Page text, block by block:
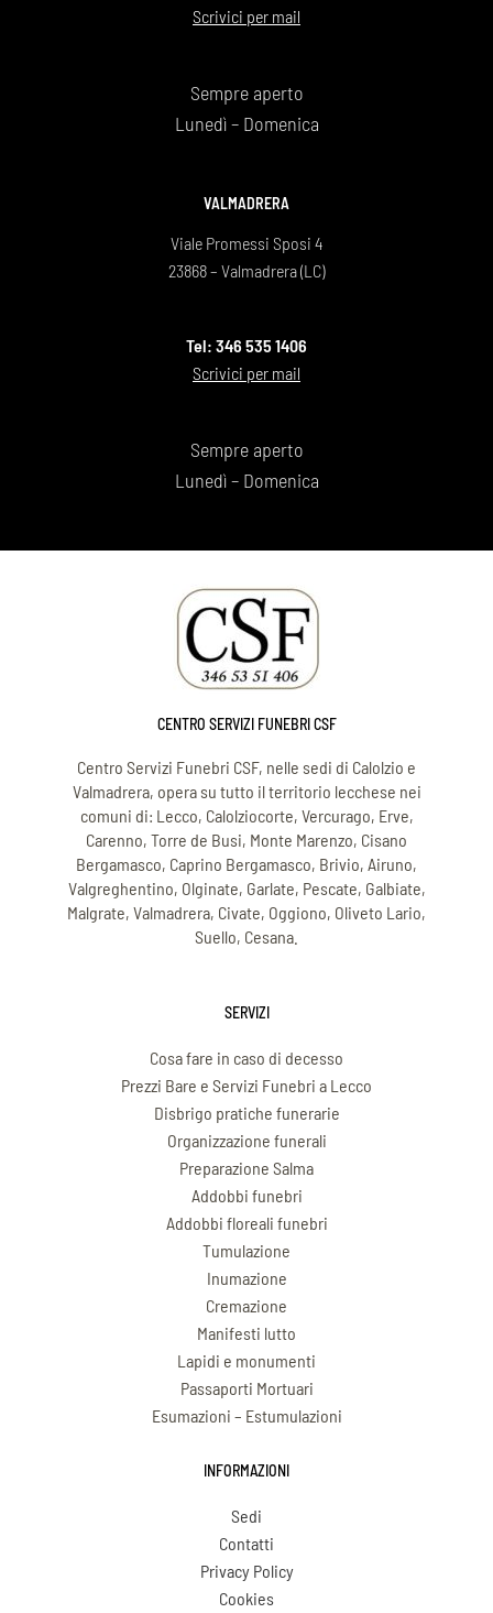
Scrivici per mail
Sempre aperto
Lunedì – Domenica
VALMADRERA
Viale Promessi Sposi 4
23868 – Valmadrera (LC)
Tel: 346 535 1406
Scrivici per mail
Sempre aperto
Lunedì – Domenica
CENTRO SERVIZI FUNEBRI CSF
Centro Servizi Funebri CSF, nelle sedi di Calolzio e
Valmadrera, opera su tutto il territorio lecchese nei
comuni di: Lecco, Calolziocorte, Vercurago, Erve,
Carenno, Torre de Busi, Monte Marenzo, Cisano
Bergamasco, Caprino Bergamasco, Brivio, Airuno,
Valgreghentino, Olginate, Garlate, Pescate, Galbiate,
Malgrate, Valmadrera, Civate, Oggiono, Oliveto Lario,
Suello, Cesana.
SERVIZI
Cosa fare in caso di decesso
Prezzi Bare e Servizi Funebri a Lecco
Disbrigo pratiche funerarie
Organizzazione funerali
Preparazione Salma
Addobbi funebri
Addobbi floreali funebri
Tumulazione
Inumazione
Cremazione
Manifesti lutto
Lapidi e monumenti
Passaporti Mortuari
Esumazioni – Estumulazioni
INFORMAZIONI
Sedi
Contatti
Privacy Policy
Cookies